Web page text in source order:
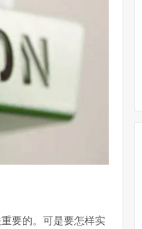
要的。可是要怎样实